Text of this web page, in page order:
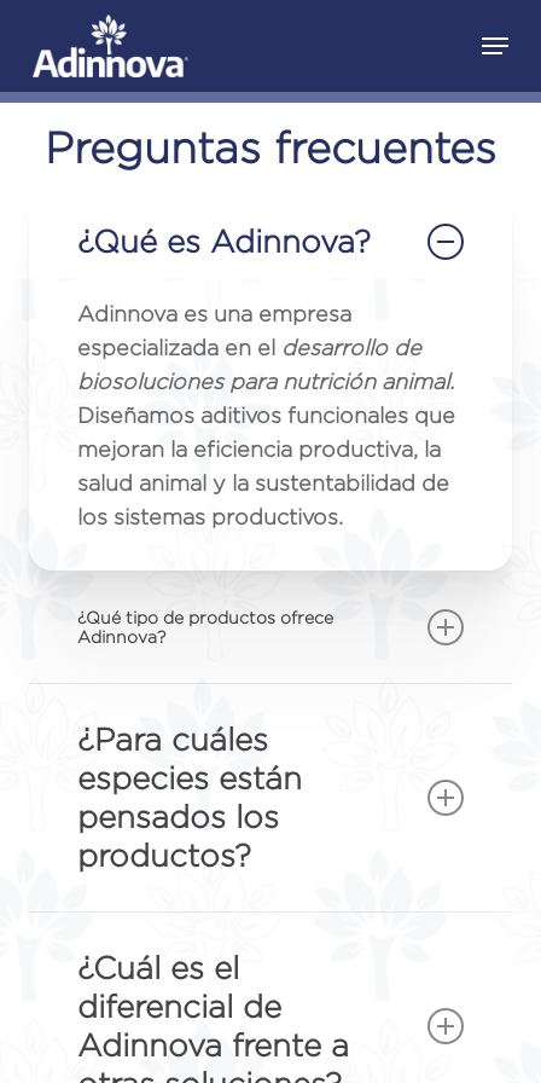
Menu
Preguntas frecuentes
¿Qué es Adinnova?
Adinnova es una empresa
especializada en el desarrollo de
biosoluciones para nutrición animal.
Diseñamos aditivos funcionales que
mejoran la eficiencia productiva, la
salud animal y la sustentabilidad de
los sistemas productivos.
¿Qué tipo de productos ofrece
Adinnova?
nutricionales para animales basados
en enzimas, probióticos,
metabolitos y extractos vegetales.
Nuestras soluciones están
orientadas a optimizar el
etapas productivas.
¿Para cuáles
especies están
pensados los
productos?
diseñados para múltiples especies y
categorías, incluyendo avicultura,
porcicultura, ganadería, acuicultura
y mascotas, adaptándose a
¿Cuál es el
diferencial de
Adinnova frente a